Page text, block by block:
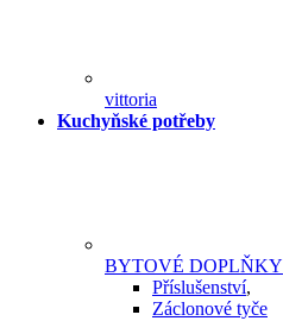
vittoria
Kuchyňské potřeby
BYTOVÉ DOPLŇKY
Příslušenství,
Záclonové tyče